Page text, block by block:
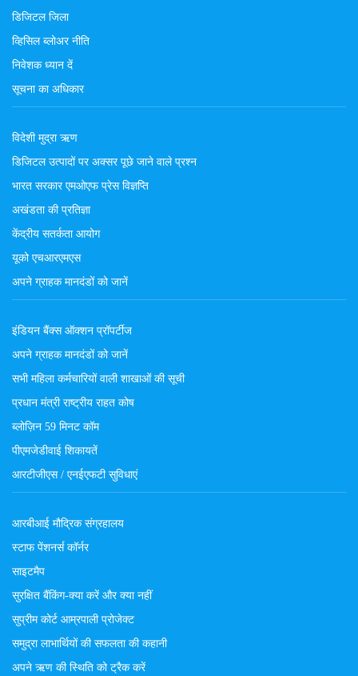
डिजिटल जिला
व्हिसिल ब्लोअर नीति
निवेशक ध्यान दें
सूचना का अधिकार
विदेशी मुद्रा ऋण
डिजिटल उत्पादों पर अक्सर पूछे जाने वाले प्रश्न
भारत सरकार एमओएफ प्रेस विज्ञप्ति
अखंडता की प्रतिज्ञा
केंद्रीय सतर्कता आयोग
यूको एचआरएमएस
अपने ग्राहक मानदंडों को जानें
इंडियन बैंक्स ऑक्शन प्रॉपर्टीज
अपने ग्राहक मानदंडों को जानें
सभी महिला कर्मचारियों वाली शाखाओं की सूची
प्रधान मंत्री राष्ट्रीय राहत कोष
ब्लोज़िन 59 मिनट कॉम
पीएमजेडीवाई शिकायतें
आरटीजीएस / एनईएफटी सुविधाएं
आरबीआई मौद्रिक संग्रहालय
स्टाफ पेंशनर्स कॉर्नर
साइटमैप
सुरक्षित बैंकिंग-क्या करें और क्या नहीं
सुप्रीम कोर्ट आम्रपाली प्रोजेक्ट
समुद्रा लाभार्थियों की सफलता की कहानी
अपने ऋण की स्थिति को ट्रैक करें